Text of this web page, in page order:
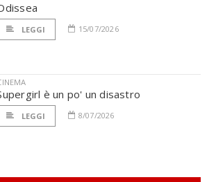
LEGGI 15/07/2026
è un po' un disastro
LEGGI 8/07/2026